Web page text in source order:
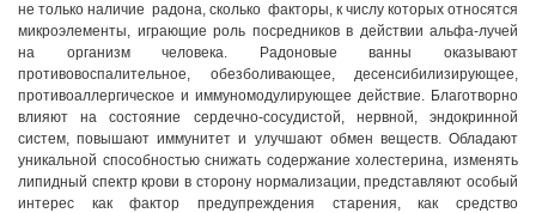
не только наличие радона, сколько факторы, к числу которых относятся
микроэлементы, играющие роль посредников в действии альфа-лучей
на организм человека. Радоновые ванны оказывают
противовоспалительное, обезболивающее, десенсибилизирующее,
противоаллергическое и иммуномодулирующее действие. Благотворно
влияют на состояние сердечно-сосудистой, нервной, эндокринной
систем, повышают иммунитет и улучшают обмен веществ. Обладают
уникальной способностью снижать содержание холестерина, изменять
липидный спектр крови в сторону нормализации, представляют особый
интерес как фактор предупреждения старения, как средство